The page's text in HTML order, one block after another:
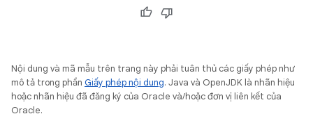
Nội dung và mã mẫu trên trang này phải tuân thủ các giấy phép như
mô tả trong phần Giấy phép nội dung. Java và OpenJDK là nhãn hiệu
hoặc nhãn hiệu đã đăng ký của Oracle và/hoặc đơn vị liên kết của
Oracle.